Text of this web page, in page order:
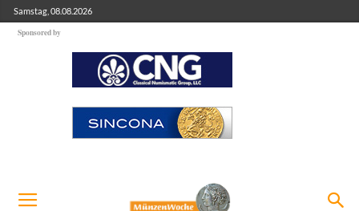
Samstag, 08.08.2026
Sponsored by